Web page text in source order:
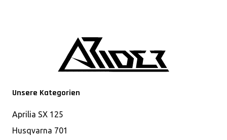
Unsere Kategorien
Aprilia SX 125
Husqvarna 701